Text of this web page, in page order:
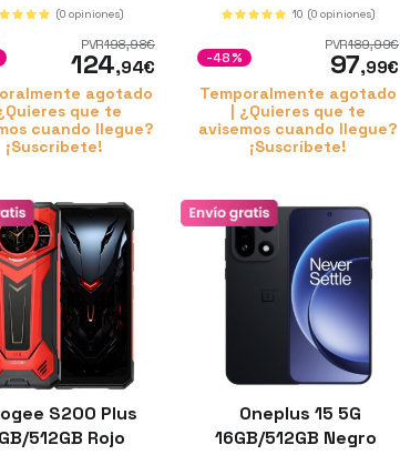
(0 opiniones)
PVR198,98€
124,94€
agotado
que te
cuando llegue?
¡Suscríbete!
10 (0 opiniones)
PVR189,99€
97,99€
-48%
Temporalmente agotado
| ¿Quieres que te
avisemos cuando llegue?
¡Suscríbete!
S200 Plus
512GB Rojo
Oneplus 15 5G
16GB/512GB Negro